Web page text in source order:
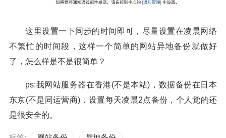
这里设置一下同步的时间即可，尽量设置在凌晨网络
不繁忙的时间段，这样一个简单的网站异地备份就做好
了，怎么样是不是很简单？
ps:我网站服务器在香港(不是本站)，数据备份在日本
东京(不是同运营商)，设置每天凌晨2点备份，个人觉的还
是很安全的。